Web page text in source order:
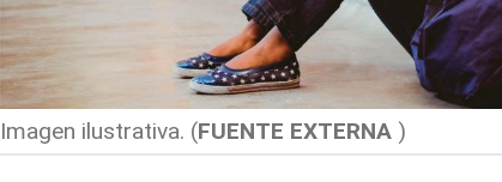
Imagen ilustrativa. (FUENTE EXTERNA )